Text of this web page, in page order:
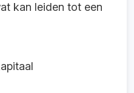
kan leiden tot een